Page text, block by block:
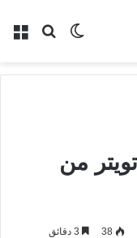
بحث الوضع
من
38